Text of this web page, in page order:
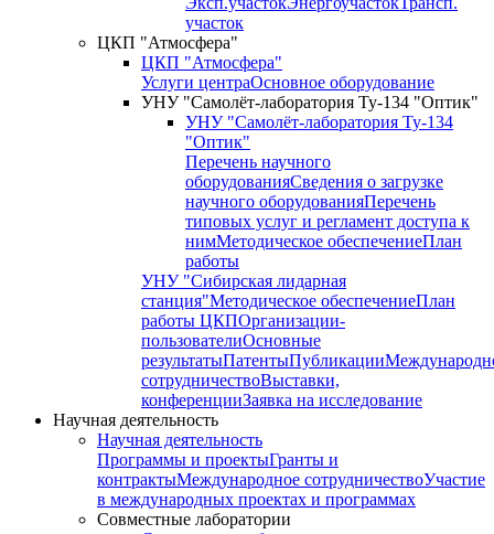
участок
ЦКП "Атмосфера"
ЦКП "Атмосфера"
Услуги центраОсновное оборудование
УНУ "Самолёт-лаборатория Ту-134 "Оптик"
УНУ "Самолёт-лаборатория Ту-134
"Оптик"
Перечень научного
оборудованияСведения о загрузке
научного оборудованияПеречень
типовых услуг и регламент доступа к
нимМетодическое обеспечениеПлан
работы
УНУ "Сибирская лидарная
станция"Методическое обеспечениеПлан
работы ЦКПОрганизации-
пользователиОсновные
результатыПатентыПубликации
сотрудничествоВыставки,
конференцииЗаявка на исследование
Научная деятельность
Научная деятельность
Программы и проектыГранты и
контрактыМеждународное сотрудничествоУчастие
в международных проектах и программах
Совместные лаборатории